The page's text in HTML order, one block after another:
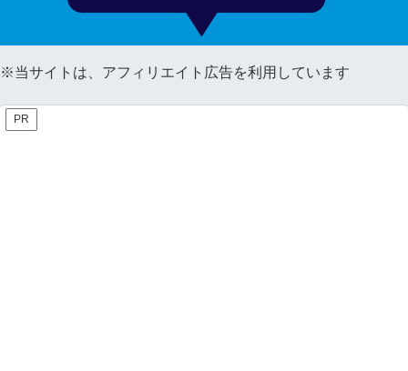
※当サイトは、アフィリエイト広告を利用しています
PR